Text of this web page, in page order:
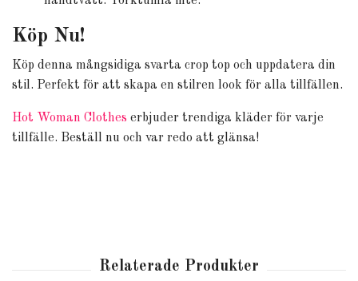
Köp Nu!
Köp denna mångsidiga svarta crop top och uppdatera din
stil. Perfekt för att skapa en stilren look för alla tillfällen.
Hot Woman Clothes erbjuder trendiga kläder för varje
tillfälle. Beställ nu och var redo att glänsa!